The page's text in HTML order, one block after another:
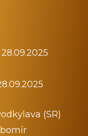
(SR)